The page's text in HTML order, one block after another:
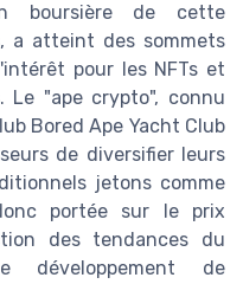
boursière de cette
a atteint des sommets
pour les NFTs et
Le "ape crypto", connu
Bored Ape Yacht Club
de diversifier leurs
jetons comme
portée sur le prix
des tendances du
développement de